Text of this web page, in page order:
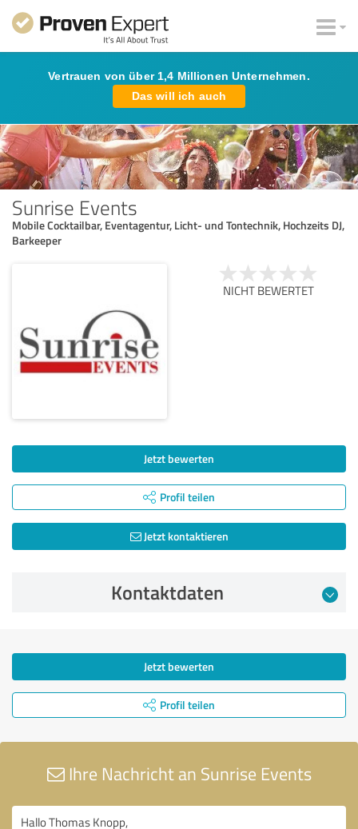
Vertrauen von über 1,4 Millionen Unternehmen.
Das will ich auch
Sunrise Events
Mobile Cocktailbar, Eventagentur, Licht- und Tontechnik, Hochzeits DJ,
Barkeeper
NICHT BEWERTET
Jetzt bewerten
Profil teilen
Jetzt kontaktieren
Kontaktdaten
Jetzt bewerten
Profil teilen
Ihre Nachricht an Sunrise Events